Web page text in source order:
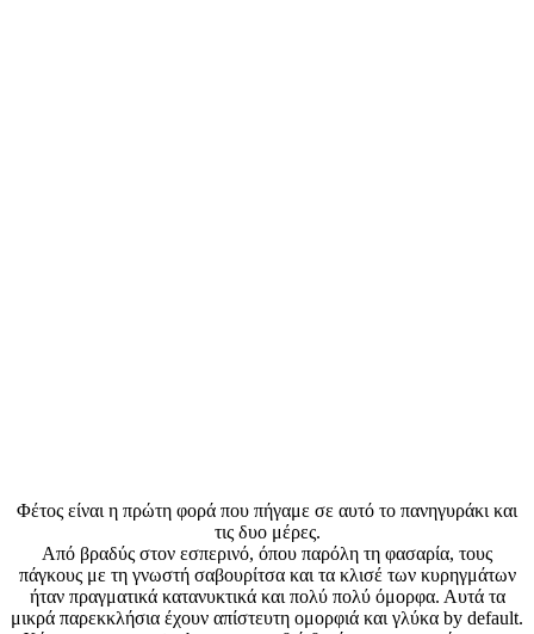
Φέτος είναι η πρώτη φορά που πήγαμε σε αυτό το πανηγυράκι και
τις δυο μέρες.
Από βραδύς στον εσπερινό, όπου παρόλη τη φασαρία, τους
πάγκους με τη γνωστή σαβουρίτσα και τα κλισέ των κυρηγμάτων
ήταν πραγματικά κατανυκτικά και πολύ πολύ όμορφα. Αυτά τα
μικρά παρεκκλήσια έχουν απίστευτη ομορφιά και γλύκα by default.